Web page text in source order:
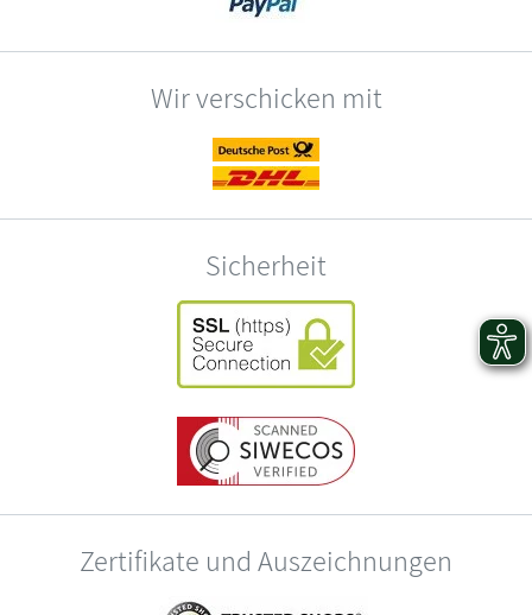
Wir verschicken mit
Sicherheit
Zertifikate und Auszeichnungen